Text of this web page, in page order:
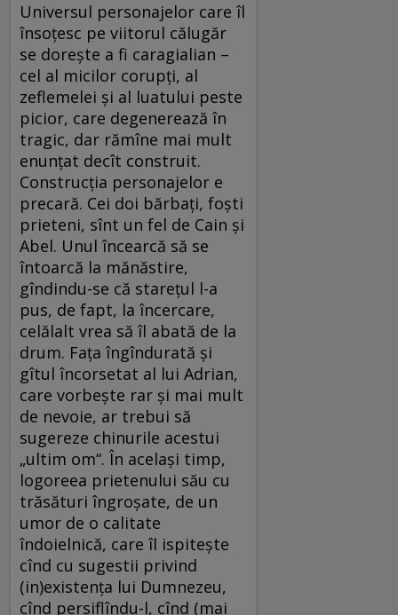
Universul personajelor care îl
însoțesc pe viitorul călugăr
se dorește a fi caragialian –
cel al micilor corupți, al
zeflemelei și al luatului peste
picior, care degenerează în
tragic, dar rămîne mai mult
enunțat decît construit.
Construcția personajelor e
precară. Cei doi bărbaţi, foști
prieteni, sînt un fel de Cain şi
Abel. Unul încearcă să se
întoarcă la mănăstire,
gîndindu-se că stareţul l-a
pus, de fapt, la încercare,
celălalt vrea să îl abată de la
drum. Fața îngîndurată și
gîtul încorsetat al lui Adrian,
care vorbește rar și mai mult
de nevoie, ar trebui să
sugereze chinurile acestui
„ultim om“. În același timp,
logoreea prietenului său cu
trăsături îngroșate, de un
umor de o calitate
îndoielnică, care îl ispitește
cînd cu sugestii privind
(in)existența lui Dumnezeu,
cînd persiflîndu-l, cînd (mai